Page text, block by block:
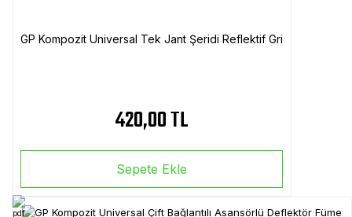
GP Kompozit Universal Tek Jant Şeridi Reflektif Gri
420,00 TL
Sepete Ekle